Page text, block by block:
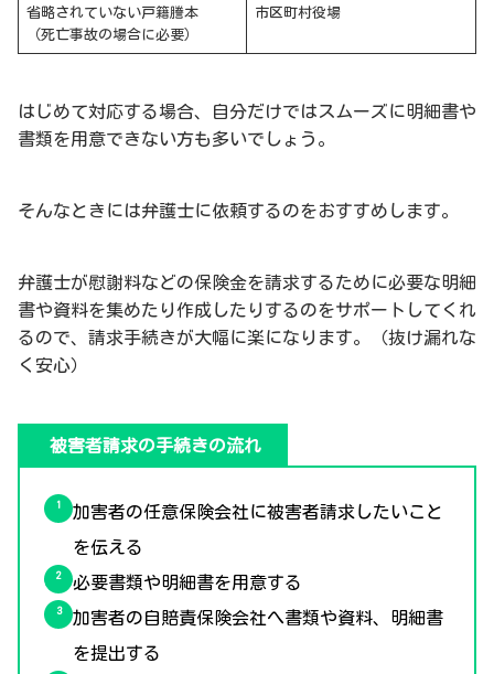
省略されていない戸籍謄本
（死亡事故の場合に必要）
市区町村役場
はじめて対応する場合、自分だけではスムーズに明細書や
書類を用意できない方も多いでしょう。
そんなときには弁護士に依頼するのをおすすめします。
弁護士が慰謝料などの保険金を請求するために必要な明細
書や資料を集めたり作成したりするのをサポートしてくれ
るので、請求手続きが大幅に楽になります。（抜け漏れな
く安心）
被害者請求の手続きの流れ
加害者の任意保険会社に被害者請求したいこと
を伝える
必要書類や明細書を用意する
加害者の自賠責保険会社へ書類や資料、明細書
を提出する